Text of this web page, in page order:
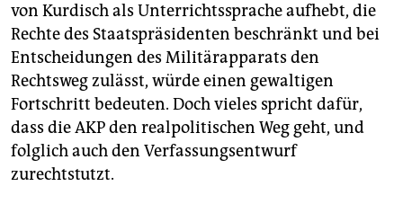
von Kurdisch als Unterrichtssprache aufhebt, die
Rechte des Staatspräsidenten beschränkt und bei
Entscheidungen des Militärapparats den
Rechtsweg zulässt, würde einen gewaltigen
Fortschritt bedeuten. Doch vieles spricht dafür,
dass die AKP den realpolitischen Weg geht, und
folglich auch den Verfassungsentwurf
zurechtstutzt.